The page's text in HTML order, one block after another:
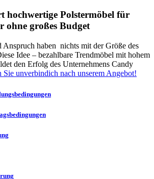
hochwertige Polstermöbel für
ohne großes Budget
Anspruch haben nichts mit der Größe des
Idee – bezahlbare Trendmöbel mit hohem
den Erfolg des Unternehmens Candy
Sie unverbindich nach unserem Angebot!